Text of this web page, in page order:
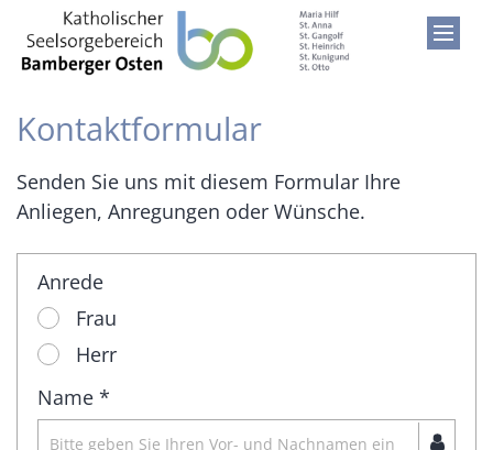
Zum Inhalt springen
Kontaktformular
Senden Sie uns mit diesem Formular Ihre
Anliegen, Anregungen oder Wünsche.
Anrede
Frau
Herr
Name *